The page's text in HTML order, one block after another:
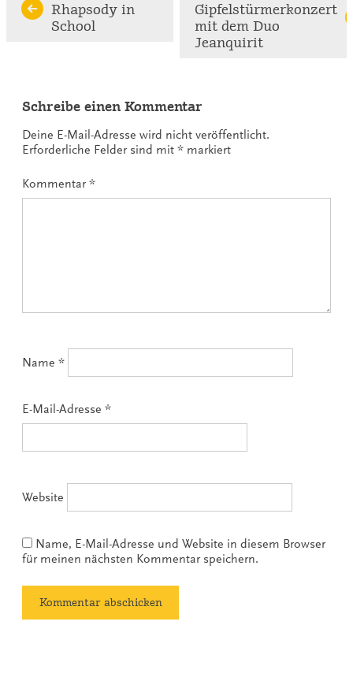
Reading
Rhapsody in
School
Gipfelstürmerkonzert
mit dem Duo
Jeanquirit
Schreibe einen Kommentar
Deine E-Mail-Adresse wird nicht veröffentlicht.
Erforderliche Felder sind mit * markiert
Kommentar*
Name *
E-Mail-Adresse *
Website
Name, E-Mail-Adresse und Website in diesem Browser
für meinen nächsten Kommentar speichern.